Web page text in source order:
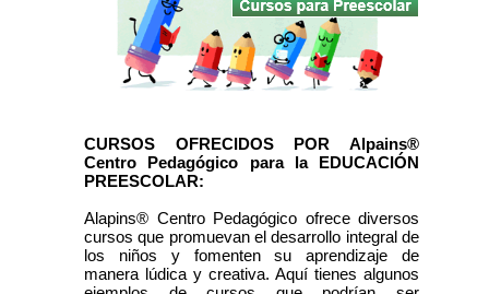
CURSOS OFRECIDOS POR Alpains®
Centro Pedagógico para la EDUCACIÓN
PREESCOLAR:
Alapins® Centro Pedagógico ofrece diversos
cursos que promuevan el desarrollo integral de
los niños y fomenten su aprendizaje de
manera lúdica y creativa. Aquí tienes algunos